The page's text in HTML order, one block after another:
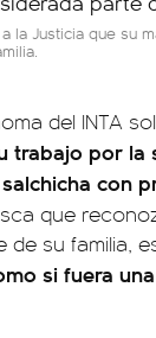
la Justicia que su
del INTA
trabajo por la
con
que
su familia,
si fuera